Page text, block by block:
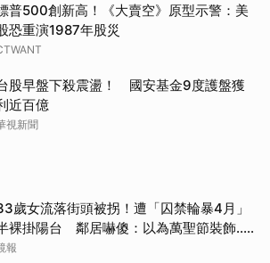
普500創新高！《大賣空》原型示警：美
恐重演1987年股災
股早盤下殺震盪！ 國安基金9度護盤獲
近百億
視新聞
歲女流落街頭被拐！遭「囚禁輪暴4月」
裸掛陽台 鄰居嚇傻：以為萬聖節裝飾...
謀竟與妻小同住
報